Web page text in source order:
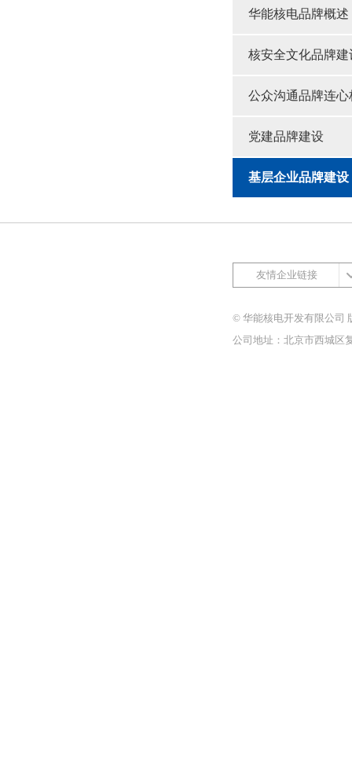
华能核电品牌概述
核安全文化品牌建
公众沟通品牌连心
党建品牌建设
基层企业品牌建设
友情企业链接
© 华能核电开发有限公司
公司地址：北京市西城区